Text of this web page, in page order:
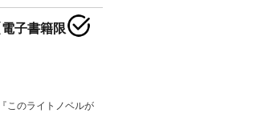
漫画38P収録！人間
小道。そこに迷い込
な生き物も一緒に
象を司るディノと
、その身に白を多
とりぼっちだった
れる、異種婚姻フ
子書籍限
このライトノベルが